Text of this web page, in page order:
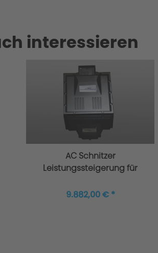
interessieren
AC Schnitzer
Leistungssteigerung für
G80 Limousine inklusive
9.882,00 € *